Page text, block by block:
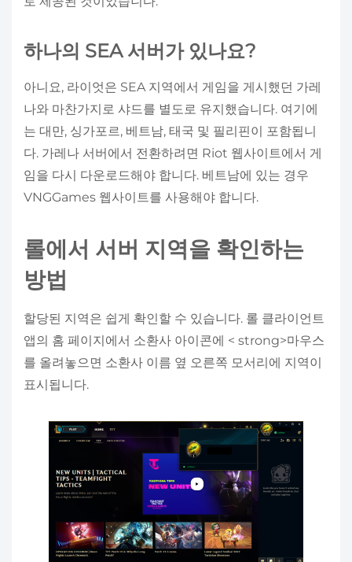
하나의 SEA 서버가 있나요?
아니요, 라이엇은 SEA 지역에서 게임을 게시했던 가레
나와 마찬가지로 샤드를 별도로 유지했습니다. 여기에
는 대만, 싱가포르, 베트남, 태국 및 필리핀이 포함됩니
다. 가레나 서버에서 전환하려면 Riot 웹사이트에서 게
임을 다시 다운로드해야 합니다. 베트남에 있는 경우
VNGGames 웹사이트를 사용해야 합니다.
롤에서 서버 지역을 확인하는
방법
할당된 지역은 쉽게 확인할 수 있습니다. 롤 클라이언트
앱의 홈 페이지에서 소환사 아이콘에 < strong>마우스
를 올려놓으면 소환사 이름 옆 오른쪽 모서리에 지역이
표시됩니다.